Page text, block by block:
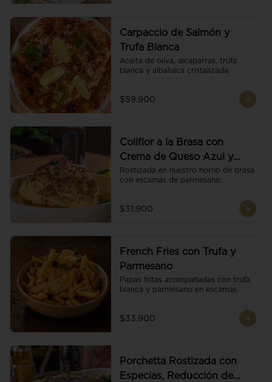
Carpaccio de Salmón y
Trufa Blanca
Aceite de oliva, alcaparras, trufa
blanca y albahaca cristalizada.
$59.900
Coliflor a la Brasa con
Crema de Queso Azul y
Vino
Rostizada en nuestro horno de brasa
con escamas de parmesano.
$31.900
French Fries con Trufa y
Parmesano
Papas fritas acompañadas con trufa
blanca y parmesano en escamas.
$33.900
Porchetta Rostizada con
Especias, Reducción de